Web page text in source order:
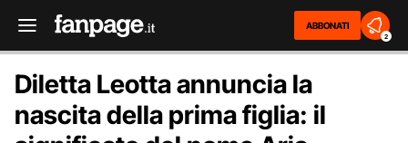
ABBONATI
2
Diletta Leotta annuncia la
nascita della prima figlia: il